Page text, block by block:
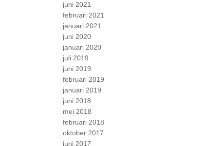
juni 2021
februari 2021
januari 2021
juni 2020
januari 2020
juli 2019
juni 2019
februari 2019
januari 2019
juni 2018
mei 2018
februari 2018
oktober 2017
juni 2017